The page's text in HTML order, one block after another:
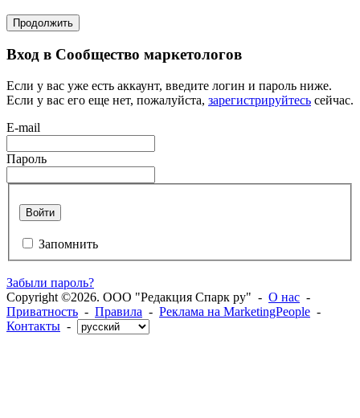
Продолжить
Вход в Сообщество маркетологов
Если у вас уже есть аккаунт, введите логин и пароль ниже.
Если у вас его еще нет, пожалуйста, зарегистрируйтесь сейчас.
E-mail
Пароль
Войти
Запомнить
Забыли пароль?
Copyright ©2026. ООО "Редакция Спарк ру" - О нас -
Приватность - Правила - Реклама на MarketingPeople -
Контакты -